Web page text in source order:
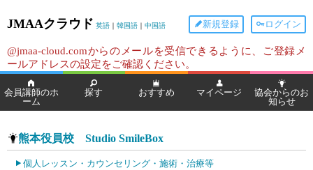
JMAAクラウド 英語 ｜ 韓国語 ｜ 中国語 ログイン
新規登録
@jmaa-cloud.comからのメールを受信できるように、ご登録メ
ールアドレスの設定をご確認ください。
会員講師のホ
ーム
探す おすすめ マイページ
協会からのお
知らせ
熊本役員校 Studio SmileBox
個人レッスン・カウンセリング・施術・治療等